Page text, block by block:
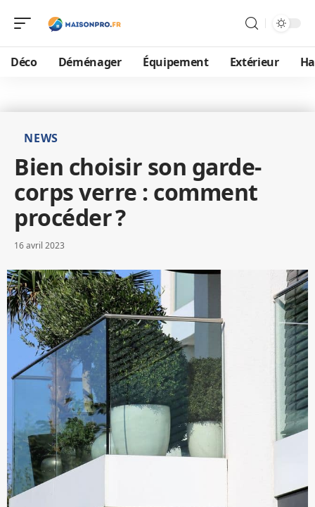
Déco Déménager Équipement Extérieur
NEWS
Bien choisir son garde-
corps verre : comment
procéder ?
16 avril 2023